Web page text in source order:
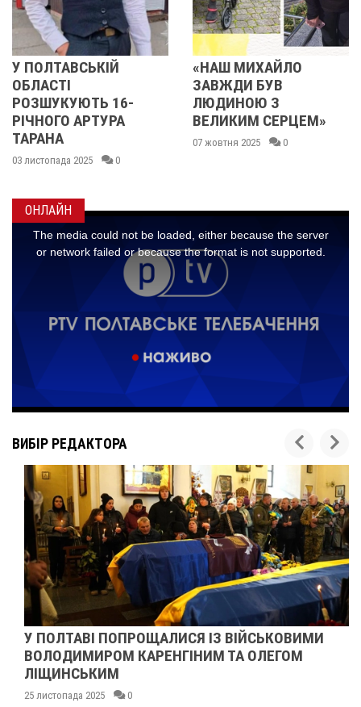
«НАШ МИХАЙЛО
ЗАВЖДИ БУВ
ЛЮДИНОЮ З
ВЕЛИКИМ СЕРЦЕМ»
РОСІЯНИ
ЗАЛІЗНИЧНІЙ
ІНФРАСТРУКТУРІ
ПОЛТАВЩИНИ:
ПОТЯГІВ
ОНЛАЙН
ВИБІР РЕДАКТОРА
У ПОЛТАВІ ПОПРОЩАЛИСЯ ІЗ ВІЙСЬКОВИМИ
ВОЛОДИМИРОМ КАРЕНГІНИМ ТА ОЛЕГОМ
ЛІЩИНСЬКИМ
25 листопада 2025 0